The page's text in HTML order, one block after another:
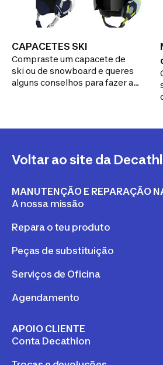
CAPACETES SKI
Compraste um capacete de
ski ou de snowboard e queres
alguns conselhos para fazer a
informações necessárias para
forma duradoura.
Voltar ao site da
MANUTENÇÃO E REPARAÇÃO
A nossa missão
Repara o teu produto
Peças de substituição
Serviços de Oficina
Agendamento
APOIO CLIENTE
Conta Decathlon